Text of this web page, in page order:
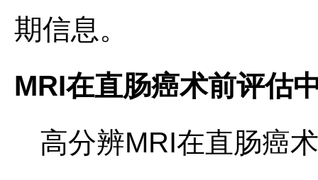
期信息。
MRI在直肠癌术前评估
高分辨MRI在直肠癌